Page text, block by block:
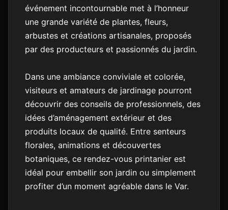
événement incontournable met à l’honneur
une grande variété de plantes, fleurs,
arbustes et créations artisanales, proposés
par des producteurs et passionnés du jardin.
Dans une ambiance conviviale et colorée,
visiteurs et amateurs de jardinage pourront
découvrir des conseils de professionnels, des
idées d’aménagement extérieur et des
produits locaux de qualité. Entre senteurs
florales, animations et découvertes
botaniques, ce rendez-vous printanier est
idéal pour embellir son jardin ou simplement
profiter d’un moment agréable dans le Var.